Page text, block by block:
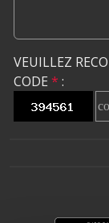
VEUILLEZ
CODE * :